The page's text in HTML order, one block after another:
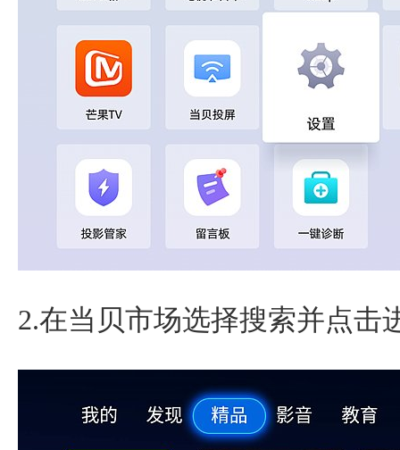
2.在当贝市场选择搜索并点击